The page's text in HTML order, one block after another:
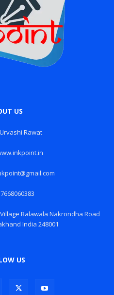
US
Rawat
Balawala Nakrondha Road
India 248001
US